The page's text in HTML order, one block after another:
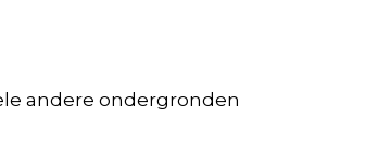
andere ondergronden